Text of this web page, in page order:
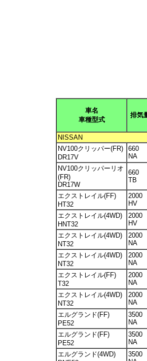
車名
車種型式
排気
NISSAN
NV100クリッパー(FR)
DR17V
660
NA
NV100クリッパーリオ
(FR)
DR17W
660
TB
エクストレイル(FF)
HT32
2000
HV
エクストレイル(4WD)
HNT32
2000
HV
エクストレイル(4WD)
NT32
2000
NA
エクストレイル(4WD)
NT32
2000
NA
エクストレイル(FF)
T32
2000
NA
エクストレイル(4WD)
NT32
2000
NA
エルグランド(FF)
PE52
3500
NA
エルグランド(FF)
PE52
3500
NA
エルグランド(4WD)
3500